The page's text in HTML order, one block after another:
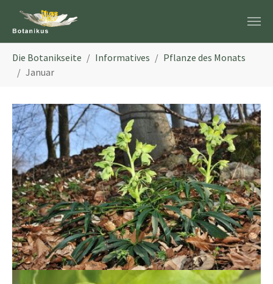
Die Botanikseite Informatives
Pflanze des Monats
Januar